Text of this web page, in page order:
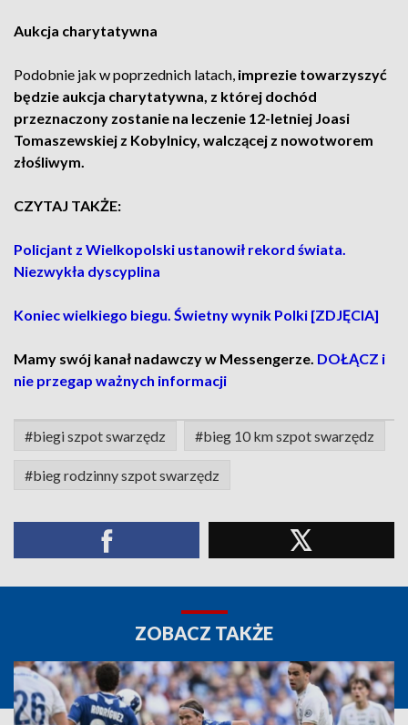
Aukcja charytatywna
Podobnie jak w poprzednich latach, imprezie towarzyszyć
będzie aukcja charytatywna, z której dochód
przeznaczony zostanie na leczenie 12-letniej Joasi
Tomaszewskiej z Kobylnicy, walczącej z nowotworem
złośliwym.
CZYTAJ TAKŻE:
Policjant z Wielkopolski ustanowił rekord świata.
Niezwykła dyscyplina
Koniec wielkiego biegu. Świetny wynik Polki [ZDJĘCIA]
Mamy swój kanał nadawczy w Messengerze. DOŁĄCZ i
nie przegap ważnych informacji
#biegi szpot swarzędz #bieg 10 km szpot swarzędz
#bieg rodzinny szpot swarzędz
ZOBACZ TAKŻE